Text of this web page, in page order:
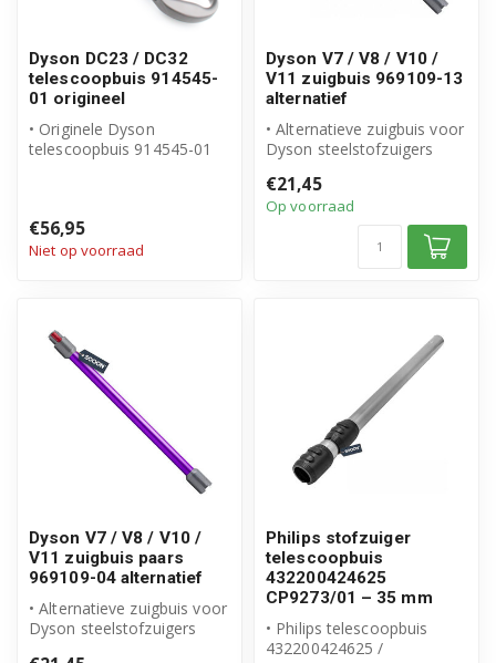
Dyson DC23 / DC32
telescoopbuis 914545-
01 origineel
• Originele Dyson
telescoopbuis 914545-01
€56,95
Niet op voorraad
Dyson V7 / V8 / V10 /
V11 zuigbuis 969109-13
alternatief
• Alternatieve zuigbuis voor
Dyson steelstofzuigers
onderd...
€21,45
Op voorraad
Dyson V7 / V8 / V10 /
V11 zuigbuis paars
969109-04 alternatief
• Alternatieve zuigbuis voor
Dyson steelstofzuigers
Philips stofzuiger
telescoopbuis
432200424625
CP9273/01 – 35 mm
• Philips telescoopbuis
432200424625 /